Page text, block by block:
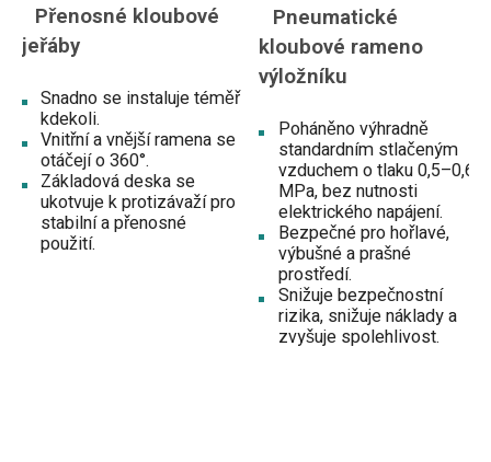
Přenosné kloubové
jeřáby
Snadno se instaluje téměř
kdekoli.
Vnitřní a vnější ramena se
otáčejí o 360°.
Základová deska se
ukotvuje k protizávaží pro
stabilní a přenosné
použití.
Pneumatické
kloubové rameno
výložníku
Poháněno výhradně
standardním stlačeným
vzduchem o tlaku 0,5–0,6
MPa, bez nutnosti
elektrického napájení.
Bezpečné pro hořlavé,
výbušné a prašné
prostředí.
Snižuje bezpečnostní
rizika, snižuje náklady a
zvyšuje spolehlivost.